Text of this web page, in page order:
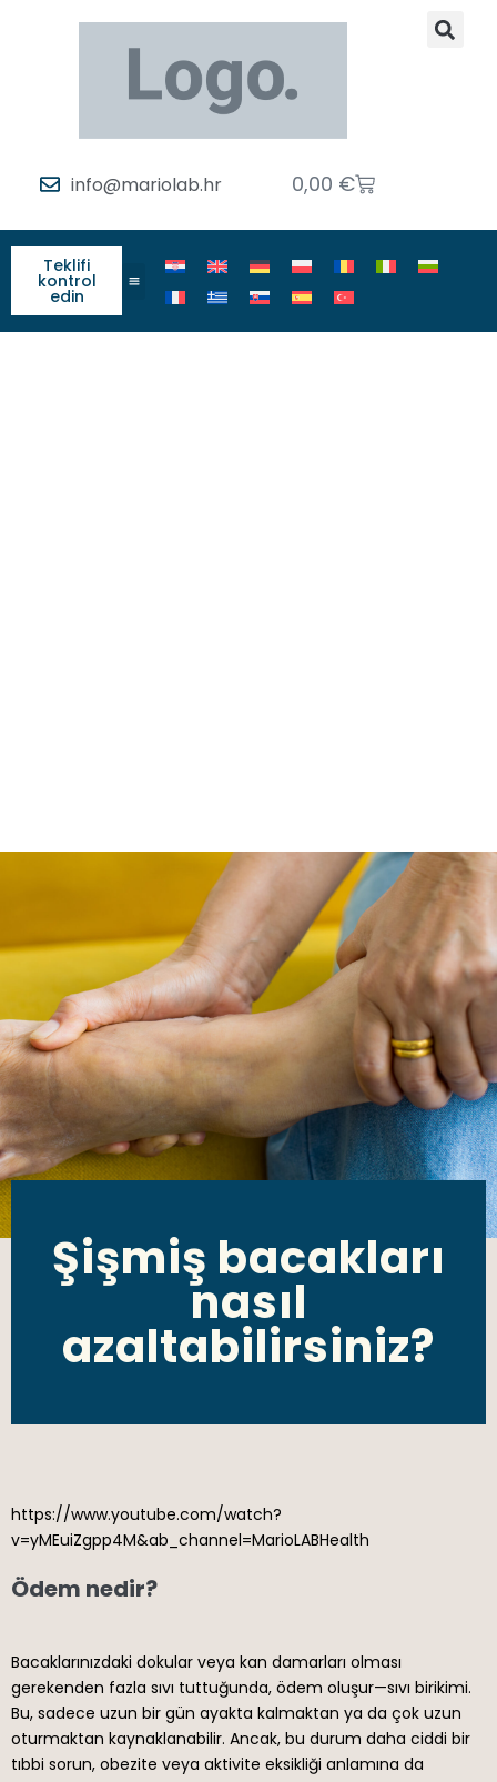
info@mariolab.hr 0,00 €
Teklifi
kontrol
edin
Şişmiş bacakları
nasıl
azaltabilirsiniz?
https://www.youtube.com/watch?
v=yMEuiZgpp4M&ab_channel=MarioLABHealth
Ödem nedir?
Bacaklarınızdaki dokular veya kan damarları olması
gerekenden fazla sıvı tuttuğunda, ödem oluşur—sıvı birikimi.
Bu, sadece uzun bir gün ayakta kalmaktan ya da çok uzun
oturmaktan kaynaklanabilir. Ancak, bu durum daha ciddi bir
tıbbi sorun, obezite veya aktivite eksikliği anlamına da